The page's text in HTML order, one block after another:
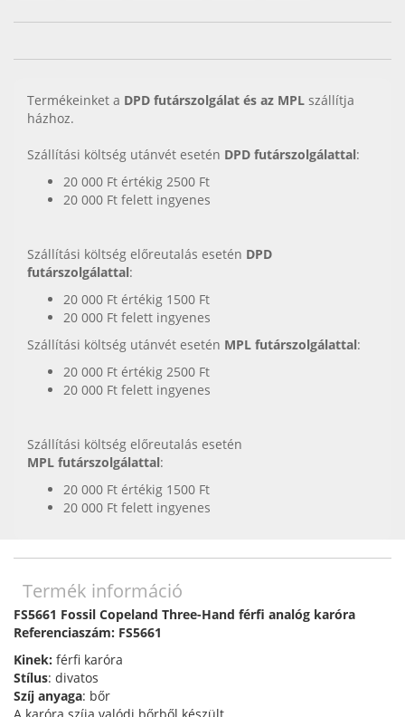
Termékeinket a DPD futárszolgálat és az MPL szállítja
házhoz.
Szállítási költség utánvét esetén DPD futárszolgálattal:
20 000 Ft értékig 2500 Ft
20 000 Ft felett ingyenes
Szállítási költség előreutalás esetén DPD
futárszolgálattal:
20 000 Ft értékig 1500 Ft
20 000 Ft felett ingyenes
Szállítási költség utánvét esetén MPL futárszolgálattal:
20 000 Ft értékig 2500 Ft
20 000 Ft felett ingyenes
Szállítási költség előreutalás esetén
MPL futárszolgálattal:
20 000 Ft értékig 1500 Ft
20 000 Ft felett ingyenes
Termék információ
FS5661 Fossil Copeland Three-Hand férfi analóg karóra
Referenciaszám: FS5661
Kinek: férfi karóra
Stílus: divatos
Szíj anyaga: bőr